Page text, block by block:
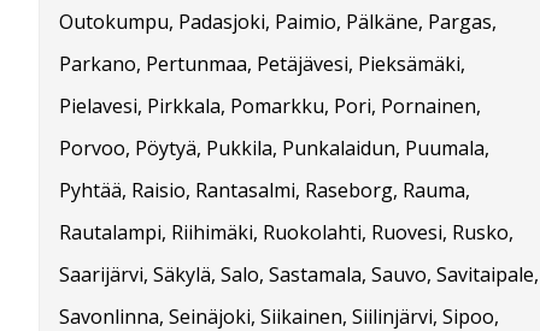
Outokumpu, Padasjoki, Paimio, Pälkäne, Pargas,
Parkano, Pertunmaa, Petäjävesi, Pieksämäki,
Pielavesi, Pirkkala, Pomarkku, Pori, Pornainen,
Porvoo, Pöytyä, Pukkila, Punkalaidun, Puumala,
Pyhtää, Raisio, Rantasalmi, Raseborg, Rauma,
Rautalampi, Riihimäki, Ruokolahti, Ruovesi, Rusko,
Saarijärvi, Säkylä, Salo, Sastamala, Sauvo, Savitaipale,
Savonlinna, Seinäjoki, Siikainen, Siilinjärvi, Sipoo,